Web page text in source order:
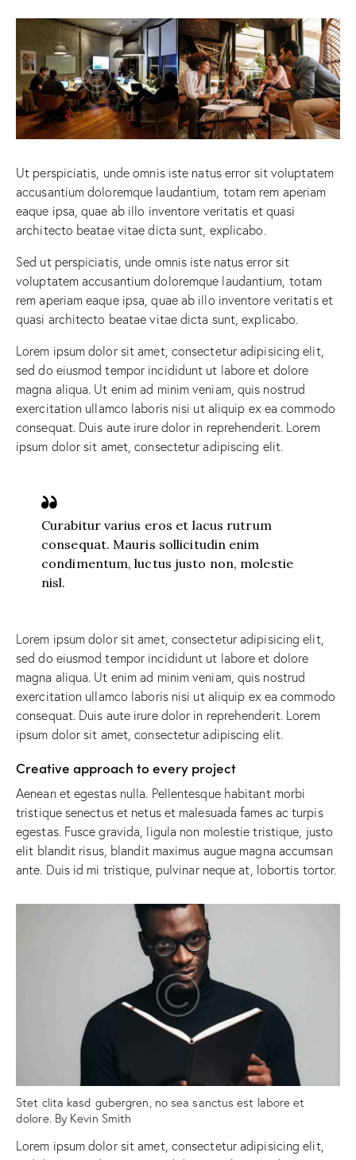
Ut perspiciatis, unde omnis iste natus error sit voluptatem
accusantium doloremque laudantium, totam rem aperiam
eaque ipsa, quae ab illo inventore veritatis et quasi
architecto beatae vitae dicta sunt, explicabo.
Sed ut perspiciatis, unde omnis iste natus error sit
voluptatem accusantium doloremque laudantium, totam
rem aperiam eaque ipsa, quae ab illo inventore veritatis et
quasi architecto beatae vitae dicta sunt, explicabo.
Lorem ipsum dolor sit amet, consectetur adipisicing elit,
sed do eiusmod tempor incididunt ut labore et dolore
magna aliqua. Ut enim ad minim veniam, quis nostrud
exercitation ullamco laboris nisi ut aliquip ex ea commodo
consequat. Duis aute irure dolor in reprehenderit. Lorem
ipsum dolor sit amet, consectetur adipiscing elit.
Curabitur varius eros et lacus rutrum
consequat. Mauris sollicitudin enim
condimentum, luctus justo non, molestie
nisl.
Lorem ipsum dolor sit amet, consectetur adipisicing elit,
sed do eiusmod tempor incididunt ut labore et dolore
magna aliqua. Ut enim ad minim veniam, quis nostrud
exercitation ullamco laboris nisi ut aliquip ex ea commodo
consequat. Duis aute irure dolor in reprehenderit. Lorem
ipsum dolor sit amet, consectetur adipiscing elit.
Creative approach to every project
Aenean et egestas nulla. Pellentesque habitant morbi
tristique senectus et netus et malesuada fames ac turpis
egestas. Fusce gravida, ligula non molestie tristique, justo
elit blandit risus, blandit maximus augue magna accumsan
ante. Duis id mi tristique, pulvinar neque at, lobortis tortor.
Stet clita kasd gubergren, no sea sanctus est labore et
dolore. By Kevin Smith
Lorem ipsum dolor sit amet, consectetur adipisicing elit,